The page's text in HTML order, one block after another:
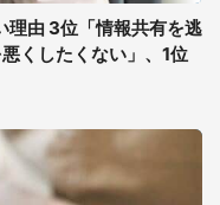
理由 3位「情報共有を逃
くしたくない」、1位